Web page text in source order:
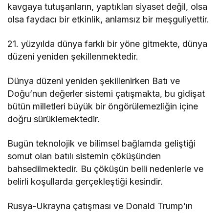
kavgaya tutuşanların, yaptıkları siyaset değil, olsa
olsa faydacı bir etkinlik, anlamsız bir meşguliyettir.
21. yüzyılda dünya farklı bir yöne gitmekte, dünya
düzeni yeniden şekillenmektedir.
Dünya düzeni yeniden şekillenirken Batı ve
Doğu’nun değerler sistemi çatışmakta, bu gidişat
bütün milletleri büyük bir öngörülemezliğin içine
doğru sürüklemektedir.
Bugün teknolojik ve bilimsel bağlamda geliştiği
somut olan batılı sistemin çöküşünden
bahsedilmektedir. Bu çöküşün belli nedenlerle ve
belirli koşullarda gerçekleştiği kesindir.
Rusya-Ukrayna çatışması ve Donald Trump’ın